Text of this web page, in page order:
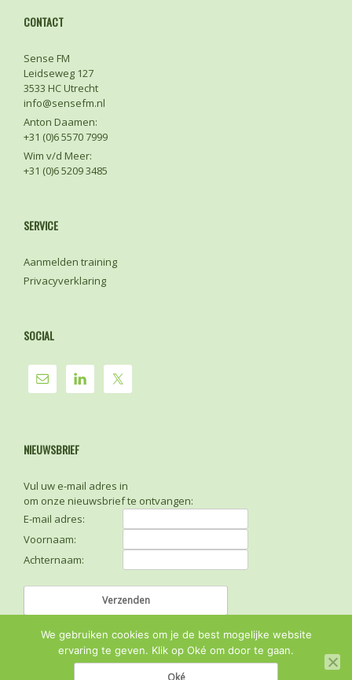
CONTACT
Sense FM
Leidseweg 127
3533 HC Utrecht
info@sensefm.nl
Anton Daamen:
+31 (0)6 5570 7999
Wim v/d Meer:
+31 (0)6 5209 3485
SERVICE
Aanmelden training
Privacyverklaring
SOCIAL
NIEUWSBRIEF
Vul uw e-mail adres in
om onze nieuwsbrief te ontvangen:
E-mail adres:
Voornaam:
Achternaam:
© 2026Sense FM
We gebruiken cookies om je de best mogelijke website
ervaring te geven. Klik op Oké om door te gaan.
Oké